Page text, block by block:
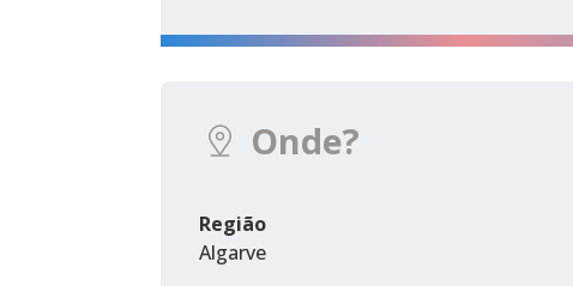
Onde?
Região
Algarve